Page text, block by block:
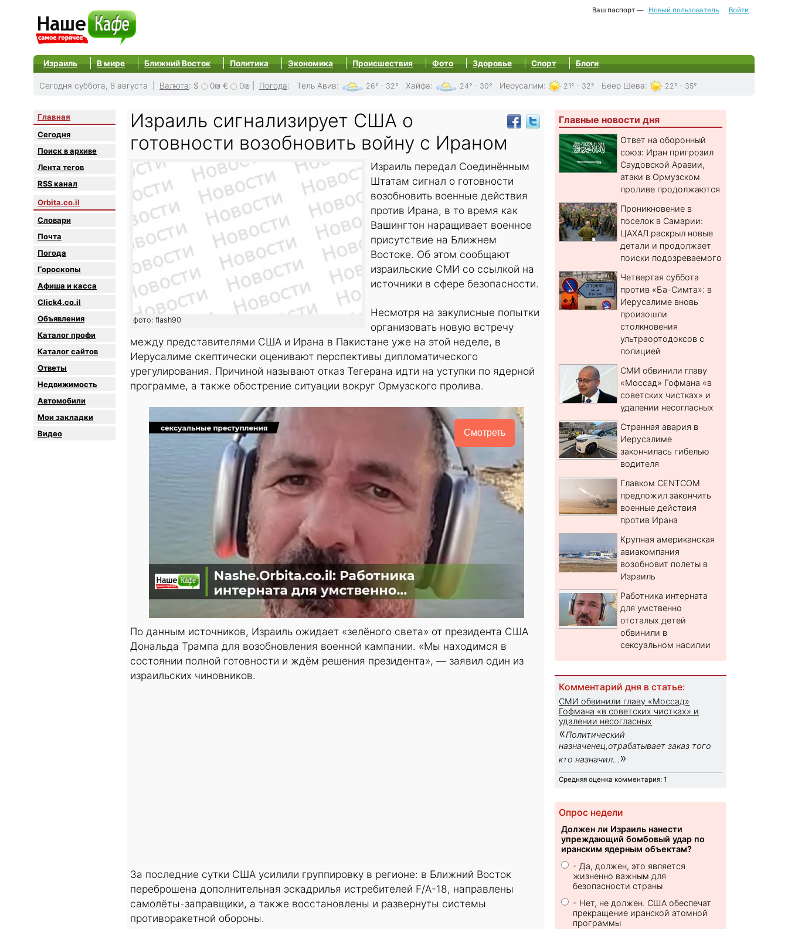
Ваш паспорт — Новый пользователь Войти
Израиль В мире Ближний Восток Политика Экономика Происшествия Фото Здоровье Спорт Блоги
Сегодня суббота, 8 августа | Валюта: $ 0₪ € 0₪ Погода: Тель Авив: 26° - 32° Хайфа: 24° - 30° Иерусалим: 21° - 32° Беер Шева: 22° - 35°
Главная
Сегодня
Поиск в архиве
Лента тегов
RSS канал
Orbita.co.il
Словари
Почта
Погода
Гороскопы
Афиша и касса
Click4.co.il
Объявления
Каталог профи
Каталог сайтов
Oтветы
Недвижимость
Автомобили
Мои закладки
Видео
Израиль сигнализирует США о
готовности возобновить войну с Ираном
фото: flash90
Израиль передал Соединённым
Штатам сигнал о готовности
возобновить военные действия
против Ирана, в то время как
Вашингтон наращивает военное
присутствие на Ближнем
Востоке. Об этом сообщают
израильские СМИ со ссылкой на
источники в сфере безопасности.
Несмотря на закулисные попытки
организовать новую встречу
между представителями США и Ирана в Пакистане уже на этой неделе, в
Иерусалиме скептически оценивают перспективы дипломатического
урегулирования. Причиной называют отказ Тегерана идти на уступки по ядерной
программе, а также обострение ситуации вокруг Ормузского пролива.
Смотреть
По данным источников, Израиль ожидает «зелёного света» от президента США
Дональда Трампа для возобновления военной кампании. «Мы находимся в
состоянии полной готовности и ждём решения президента», — заявил один из
израильских чиновников.
За последние сутки США усилили группировку в регионе: в Ближний Восток
переброшена дополнительная эскадрилья истребителей F/A-18, направлены
самолёты-заправщики, а также восстановлены и развернуты системы
противоракетной обороны.
Главные новости дня
Ответ на оборонный
союз: Иран пригрозил
Саудовской Аравии,
атаки в Ормузском
проливе продолжаются
Проникновение в
поселок в Самарии:
ЦАХАЛ раскрыл новые
детали и продолжает
поиски подозреваемого
Четвертая суббота
против «Ба-Симта»: в
Иерусалиме вновь
произошли
столкновения
ультраортодоксов с
полицией
СМИ обвинили главу
«Моссад» Гофмана «в
советских чистках» и
удалении несогласных
Странная авария в
Иерусалиме
закончилась гибелью
водителя
Главком CENTCOM
предложил закончить
военные действия
против Ирана
Крупная американская
авиакомпания
возобновит полеты в
Израиль
Работника интерната
для умственно
отсталых детей
обвинили в
сексуальном насилии
Комментарий дня в статье:
СМИ обвинили главу «Моссад»
Гофмана «в советских чистках» и
удалении несогласных
«Политический
назначенец,отрабатывает заказ того
кто назначил... »
Средняя оценка комментария: 1
Опрос недели
Должен ли Израиль нанести
упреждающий бомбовый удар по
иранским ядерным объектам?
- Да, должен, это является
жизненно важным для
безопасности страны
- Нет, не должен. США обеспечат
прекращение иранской атомной
программы